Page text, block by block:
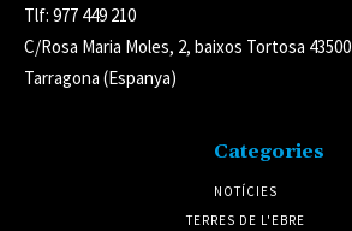
Tlf: 977 449 210
C/Rosa Maria Moles, 2, baixos Tortosa 43500
Tarragona (Espanya)
Categories
NOTÍCIES
TERRES DE L'EBRE